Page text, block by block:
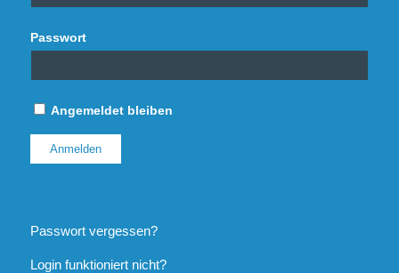
Passwort
Angemeldet bleiben
Passwort vergessen?
Login funktioniert nicht?